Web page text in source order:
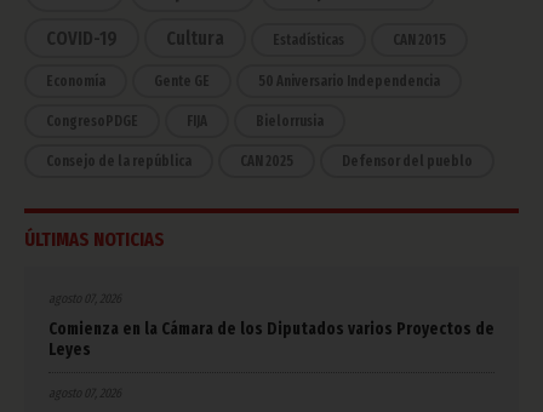
COVID-19 Cultura Estadísticas CAN 2015
Economía Gente GE 50 Aniversario Independencia
CongresoPDGE FIJA Bielorrusia
Consejo de la república CAN 2025 Defensor del pueblo
ÚLTIMAS NOTICIAS
agosto 07, 2026
Comienza en la Cámara de los Diputados varios Proyectos de
Leyes
agosto 07, 2026